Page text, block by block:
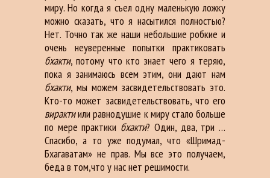
миру. Но когда я съел одну маленькую ложку
можно сказать, что я насытился полностью?
Нет. Точно так же наши небольшие робкие и
очень неуверенные попытки практиковать
бхакти, потому что кто знает чего я теряю,
пока я занимаюсь всем этим, они дают нам
бхакти, мы можем засвидетельствовать это.
Кто-то может засвидетельствовать, что его
вирактиили равнодушие к миру стало больше
по мере практики бхакти? Один, два, три …
Спасибо, а то уже подумал, что «Шримад-
Бхагаватам» не прав. Мы все это получаем,
беда в том,что у нас нет решимости.